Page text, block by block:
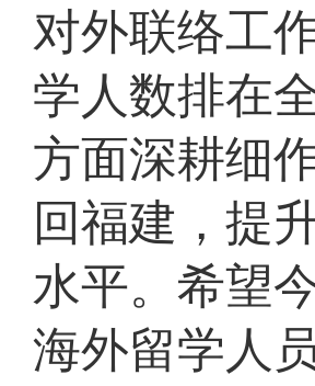
对外联络工
学人数排在
方面深耕细
回福建，提
水平。希望
海外留学人